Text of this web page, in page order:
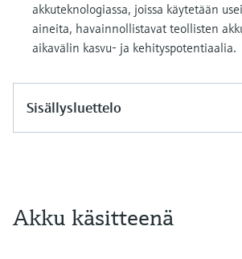
akkuteknologiassa, joissa käytetään
aineita, havainnollistavat teollisten
aikavälin kasvu- ja kehityspotentiaalia.
Sisällysluettelo
Akku käsitteenä